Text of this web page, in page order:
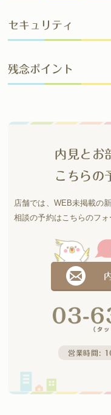
セキュリティ
残念ポイント
内見とお
こちらの
店舗では、WEB未掲載の
相談の予約はこちらのフォ
営業時間: